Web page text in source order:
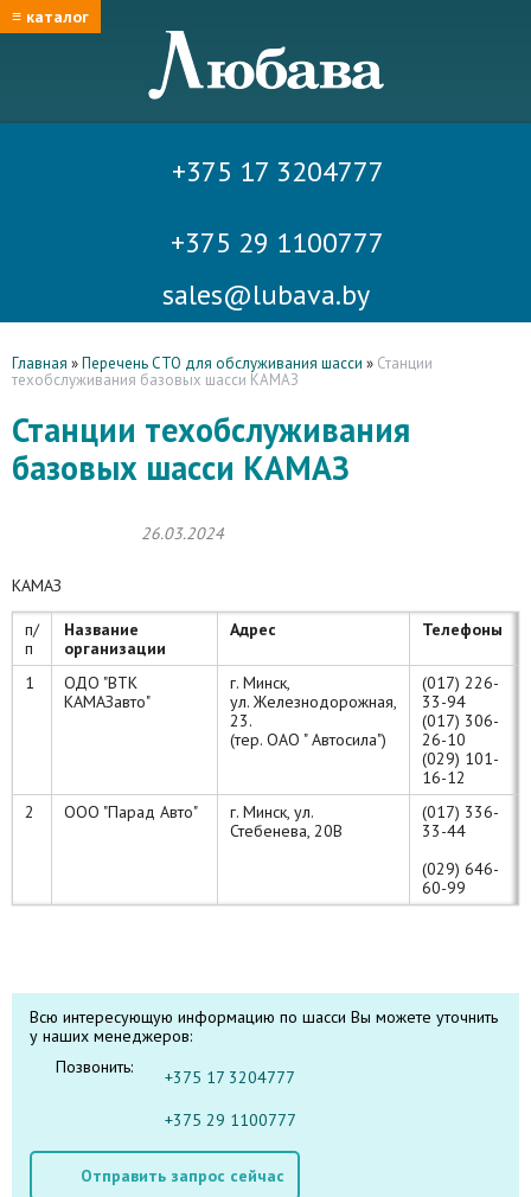
≡ каталог
+375 17 3204777
+375 29 1100777
sales@lubava.by
Главная »Перечень СТО для обслуживания шасси » Станции
техобслуживания базовых шасси КАМАЗ
Станции техобслуживания
базовых шасси КАМАЗ
26.03.2024
КАМАЗ
п/
п
Название
организации
Адрес Телефоны
1
ОДО "ВТК
КАМАЗавто"
г. Минск,
ул. Железнодорожная,
23.
(тер. ОАО " Автосила")
(017) 226-
33-94
(017) 306-
26-10
(029) 101-
16-12
2
ООО "Парад Авто"
г. Минск, ул.
Стебенева, 20В
(017) 336-
33-44
(029) 646-
60-99
Всю интересующую информацию по шасси Вы можете уточнить
у наших менеджеров:
Позвонить:
+375 17 3204777
+375 29 1100777
Отправить запрос сейчас